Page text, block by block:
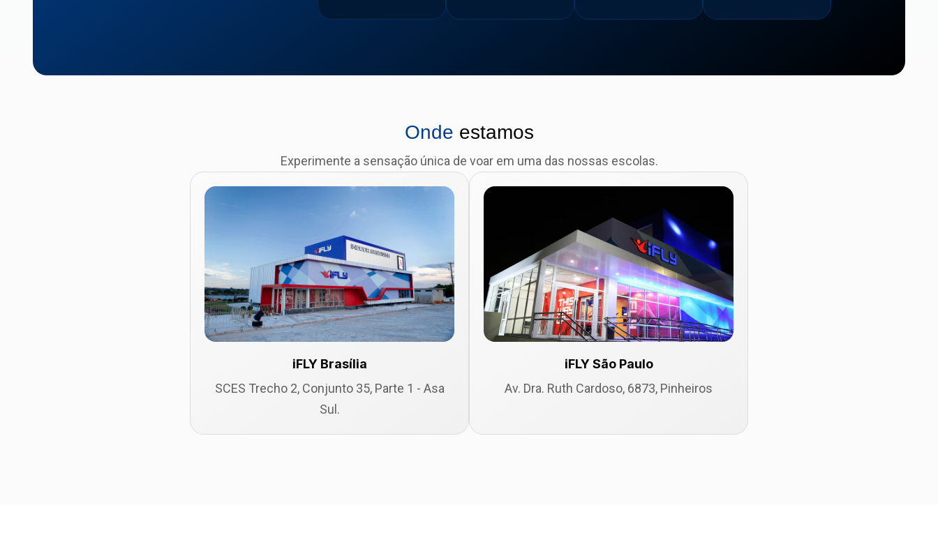
Onde estamos
Experimente a sensação única de voar em uma das nossas escolas.
iFLY Brasília
SCES Trecho 2, Conjunto 35, Parte 1 - Asa
Sul.
iFLY São Paulo
Av. Dra. Ruth Cardoso, 6873, Pinheiros